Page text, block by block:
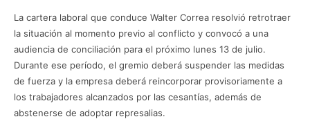
La cartera laboral que conduce Walter Correa resolvió retrotraer
la situación al momento previo al conflicto y convocó a una
audiencia de conciliación para el próximo lunes 13 de julio.
Durante ese período, el gremio deberá suspender las medidas
de fuerza y la empresa deberá reincorporar provisoriamente a
los trabajadores alcanzados por las cesantías, además de
abstenerse de adoptar represalias.